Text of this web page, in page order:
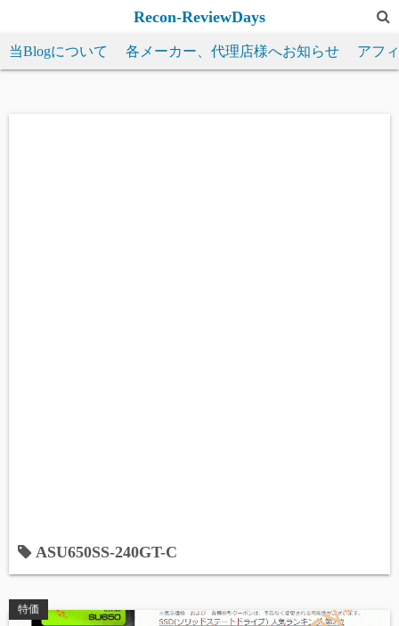
テ
Recon-ReviewDays
当Blogについて 各メーカー、代理店様へお知らせ アフ
ASU650SS-240GT-C
特価